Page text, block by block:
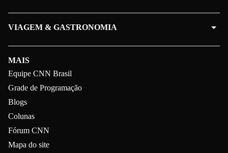
MAIS
Equipe CNN Brasil
Grade de Programação
Blogs
Colunas
Fórum CNN
Mapa do site
VIAGEM & GASTRONOMIA